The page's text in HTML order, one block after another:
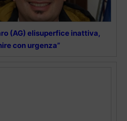
(AG) elisuperfice inattiva,
con urgenza”